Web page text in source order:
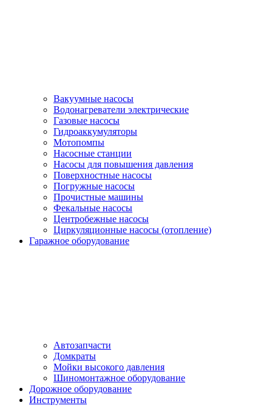
Вакуумные насосы
Водонагреватели электрические
Газовые насосы
Гидроаккумуляторы
Мотопомпы
Насосные станции
Насосы для повышения давления
Поверхностные насосы
Погружные насосы
Прочистные машины
Фекальные насосы
Центробежные насосы
Циркуляционные насосы (отопление)
Гаражное оборудование
Автозапчасти
Домкраты
Мойки высокого давления
Шиномонтажное оборудование
Дорожное оборудование
Инструменты